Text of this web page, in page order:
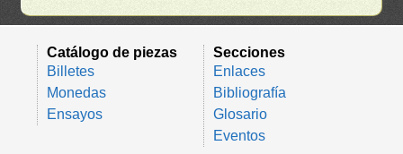
Catálogo de piezas
Billetes
Monedas
Ensayos
Secciones
Enlaces
Bibliografía
Glosario
Eventos